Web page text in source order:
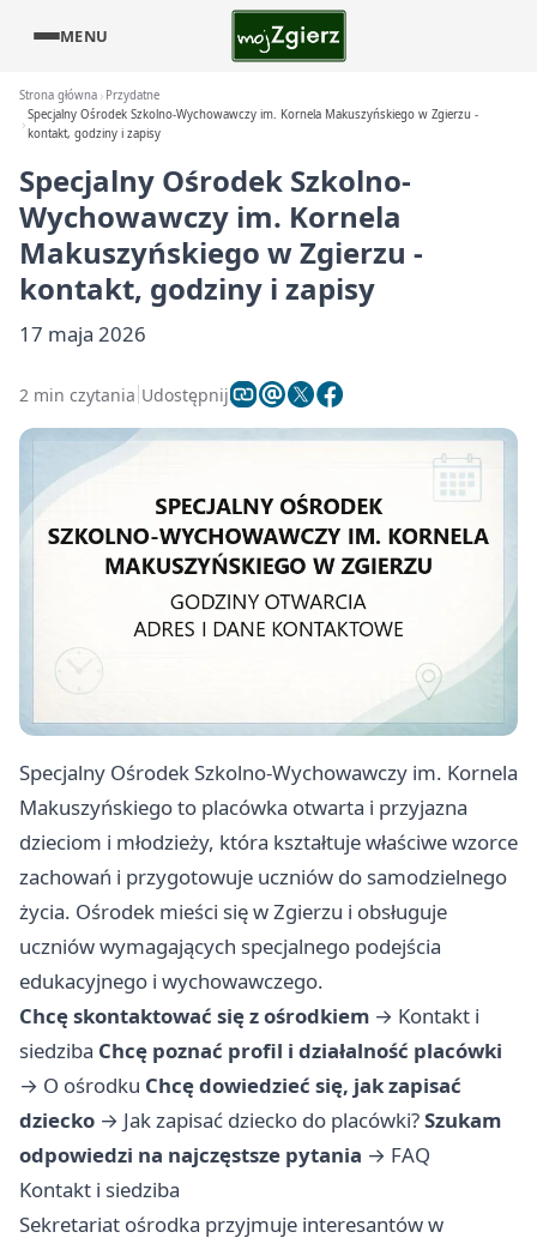
MENU
Strona główna
Przydatne
Specjalny Ośrodek Szkolno-Wychowawczy im. Kornela Makuszyńskiego w Zgierzu -
kontakt, godziny i zapisy
Specjalny Ośrodek Szkolno-
Wychowawczy im. Kornela
Makuszyńskiego w Zgierzu -
kontakt, godziny i zapisy
17 maja 2026
2 min czytania Udostępnij
Specjalny Ośrodek Szkolno-Wychowawczy im. Kornela
Makuszyńskiego to placówka otwarta i przyjazna
dzieciom i młodzieży, która kształtuje właściwe wzorce
zachowań i przygotowuje uczniów do samodzielnego
życia. Ośrodek mieści się w Zgierzu i obsługuje
uczniów wymagających specjalnego podejścia
edukacyjnego i wychowawczego.
Chcę skontaktować się z ośrodkiem → Kontakt i
siedziba Chcę poznać profil i działalność placówki
→ O ośrodku Chcę dowiedzieć się, jak zapisać
dziecko → Jak zapisać dziecko do placówki?Szukam
odpowiedzi na najczęstsze pytania → FAQ
Kontakt i siedziba
Sekretariat ośrodka przyjmuje interesantów w